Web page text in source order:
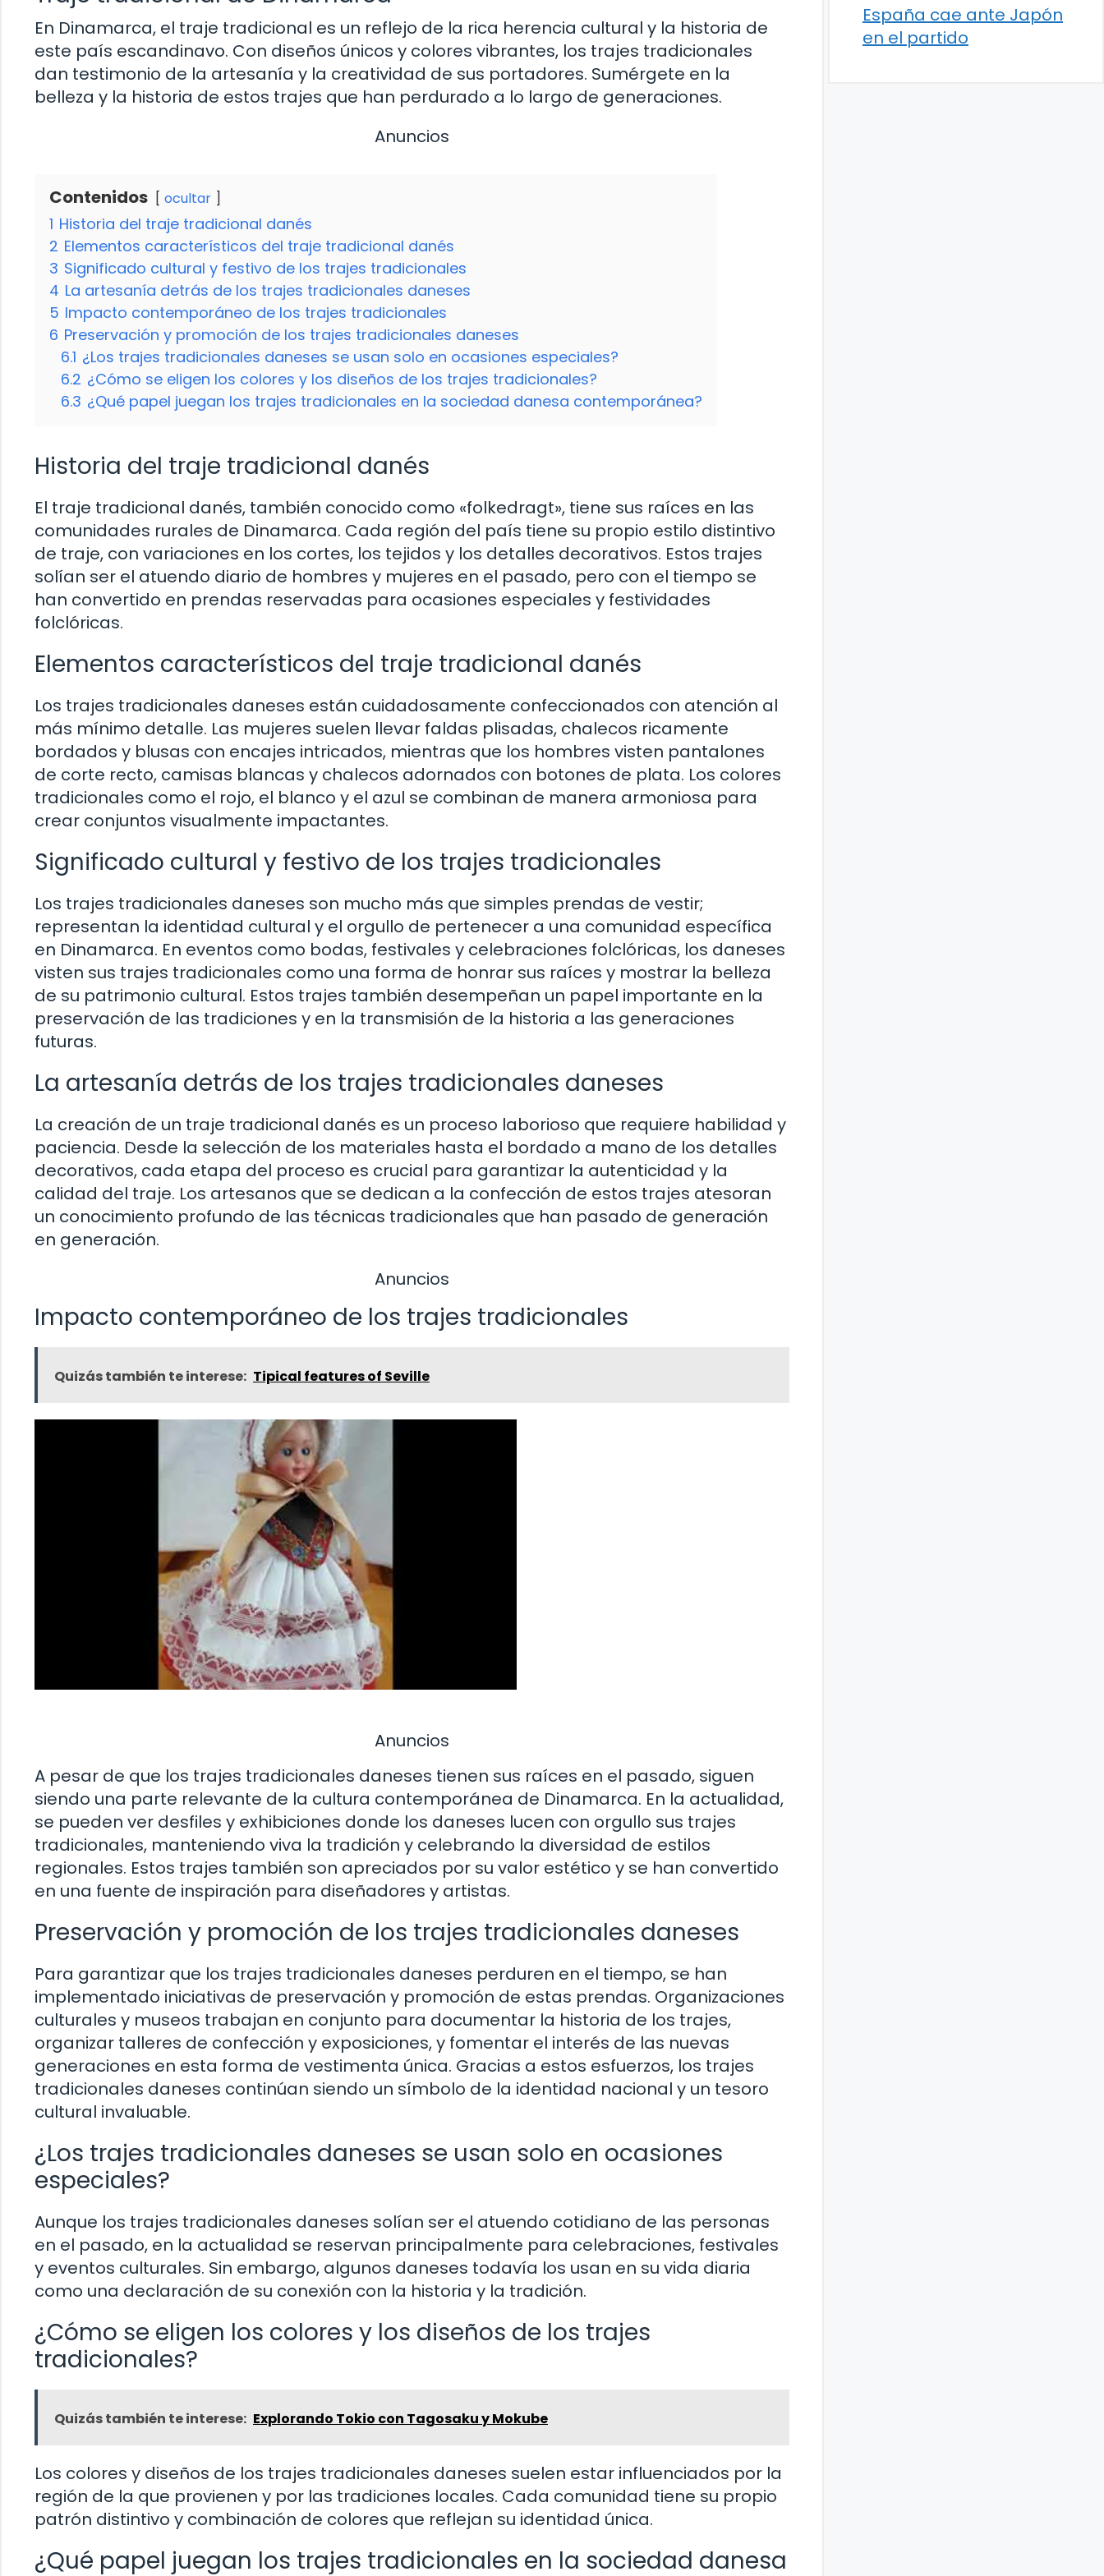
En Dinamarca, el traje tradicional es un reflejo de la rica herencia cultural y la historia de
este país escandinavo. Con diseños únicos y colores vibrantes, los trajes tradicionales
dan testimonio de la artesanía y la creatividad de sus portadores. Sumérgete en la
belleza y la historia de estos trajes que han perdurado a lo largo de generaciones.
Anuncios
Contenidos ocultar
1 Historia del traje tradicional danés
2 Elementos característicos del traje tradicional danés
3 Significado cultural y festivo de los trajes tradicionales
4 La artesanía detrás de los trajes tradicionales daneses
5 Impacto contemporáneo de los trajes tradicionales
6 Preservación y promoción de los trajes tradicionales daneses
6.1 ¿Los trajes tradicionales daneses se usan solo en ocasiones especiales?
6.2 ¿Cómo se eligen los colores y los diseños de los trajes tradicionales?
6.3 ¿Qué papel juegan los trajes tradicionales en la sociedad danesa contemporánea?
Historia del traje tradicional danés
El traje tradicional danés, también conocido como «folkedragt», tiene sus raíces en las
comunidades rurales de Dinamarca. Cada región del país tiene su propio estilo distintivo
de traje, con variaciones en los cortes, los tejidos y los detalles decorativos. Estos trajes
solían ser el atuendo diario de hombres y mujeres en el pasado, pero con el tiempo se
han convertido en prendas reservadas para ocasiones especiales y festividades
folclóricas.
Elementos característicos del traje tradicional danés
Los trajes tradicionales daneses están cuidadosamente confeccionados con atención al
más mínimo detalle. Las mujeres suelen llevar faldas plisadas, chalecos ricamente
bordados y blusas con encajes intricados, mientras que los hombres visten pantalones
de corte recto, camisas blancas y chalecos adornados con botones de plata. Los colores
tradicionales como el rojo, el blanco y el azul se combinan de manera armoniosa para
crear conjuntos visualmente impactantes.
Significado cultural y festivo de los trajes tradicionales
Los trajes tradicionales daneses son mucho más que simples prendas de vestir;
representan la identidad cultural y el orgullo de pertenecer a una comunidad específica
en Dinamarca. En eventos como bodas, festivales y celebraciones folclóricas, los daneses
visten sus trajes tradicionales como una forma de honrar sus raíces y mostrar la belleza
de su patrimonio cultural. Estos trajes también desempeñan un papel importante en la
preservación de las tradiciones y en la transmisión de la historia a las generaciones
futuras.
La artesanía detrás de los trajes tradicionales daneses
La creación de un traje tradicional danés es un proceso laborioso que requiere habilidad y
paciencia. Desde la selección de los materiales hasta el bordado a mano de los detalles
decorativos, cada etapa del proceso es crucial para garantizar la autenticidad y la
calidad del traje. Los artesanos que se dedican a la confección de estos trajes atesoran
un conocimiento profundo de las técnicas tradicionales que han pasado de generación
en generación.
Anuncios
Impacto contemporáneo de los trajes tradicionales
Quizás también te interese: Tipical features of Seville
Anuncios
A pesar de que los trajes tradicionales daneses tienen sus raíces en el pasado, siguen
siendo una parte relevante de la cultura contemporánea de Dinamarca. En la actualidad,
se pueden ver desfiles y exhibiciones donde los daneses lucen con orgullo sus trajes
tradicionales, manteniendo viva la tradición y celebrando la diversidad de estilos
regionales. Estos trajes también son apreciados por su valor estético y se han convertido
en una fuente de inspiración para diseñadores y artistas.
Preservación y promoción de los trajes tradicionales daneses
Para garantizar que los trajes tradicionales daneses perduren en el tiempo, se han
implementado iniciativas de preservación y promoción de estas prendas. Organizaciones
culturales y museos trabajan en conjunto para documentar la historia de los trajes,
organizar talleres de confección y exposiciones, y fomentar el interés de las nuevas
generaciones en esta forma de vestimenta única. Gracias a estos esfuerzos, los trajes
tradicionales daneses continúan siendo un símbolo de la identidad nacional y un tesoro
cultural invaluable.
¿Los trajes tradicionales daneses se usan solo en ocasiones
especiales?
Aunque los trajes tradicionales daneses solían ser el atuendo cotidiano de las personas
en el pasado, en la actualidad se reservan principalmente para celebraciones, festivales
y eventos culturales. Sin embargo, algunos daneses todavía los usan en su vida diaria
como una declaración de su conexión con la historia y la tradición.
¿Cómo se eligen los colores y los diseños de los trajes
tradicionales?
Quizás también te interese: Explorando Tokio con Tagosaku y Mokube
Los colores y diseños de los trajes tradicionales daneses suelen estar influenciados por la
región de la que provienen y por las tradiciones locales. Cada comunidad tiene su propio
patrón distintivo y combinación de colores que reflejan su identidad única.
¿Qué papel juegan los trajes tradicionales en la sociedad danesa
España cae ante Japón
en el partido